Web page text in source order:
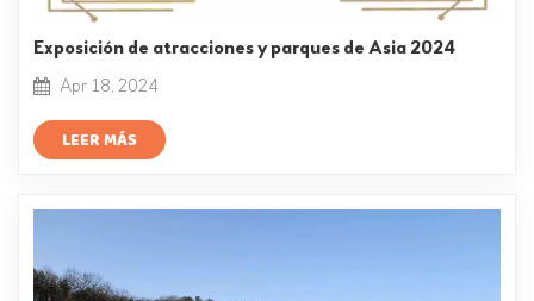
Exposición de atracciones y parques de Asia 2024
Apr 18, 2024
LEER MÁS